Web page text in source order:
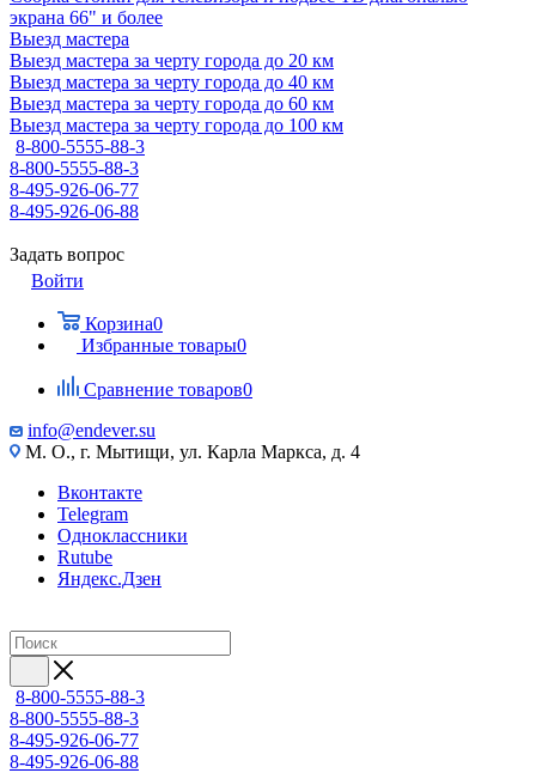
экрана 66" и более
Выезд мастера
Выезд мастера за черту города до 20 км
Выезд мастера за черту города до 40 км
Выезд мастера за черту города до 60 км
Выезд мастера за черту города до 100 км
8-800-5555-88-3
8-800-5555-88-3
8-495-926-06-77
8-495-926-06-88
Задать вопрос
Войти
Корзина0
Избранные товары0
Сравнение товаров0
info@endever.su
М. О., г. Мытищи, ул. Карла Маркса, д. 4
Вконтакте
Telegram
Одноклассники
Rutube
Яндекс.Дзен
8-800-5555-88-3
8-800-5555-88-3
8-495-926-06-77
8-495-926-06-88